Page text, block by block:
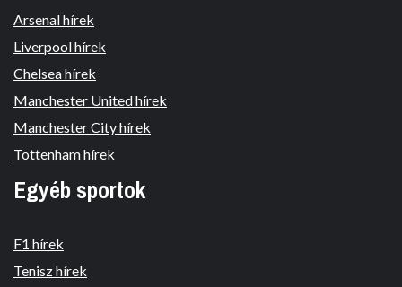
Arsenal hírek
Liverpool hírek
Chelsea hírek
Manchester United hírek
Manchester City hírek
Tottenham hírek
Egyéb sportok
F1 hírek
Tenisz hírek